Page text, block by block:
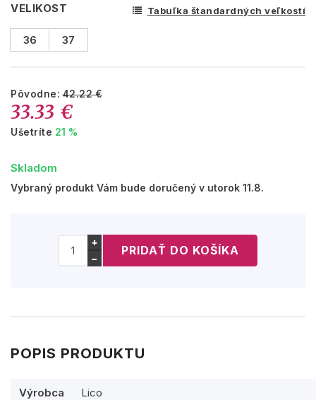
VELIKOST Tabuľka štandardných veľkostí
36 37
Pôvodne:42.22 €
33.33 €
Ušetríte 21 %
Skladom
Vybraný produkt Vám bude doručený v utorok 11.8.
+
−
POPIS PRODUKTU
Výrobca Lico